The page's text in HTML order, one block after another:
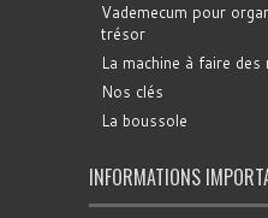
Vademecum pour
trésor
La machine à faire des
Nos clés
La boussole
INFORMATIONS